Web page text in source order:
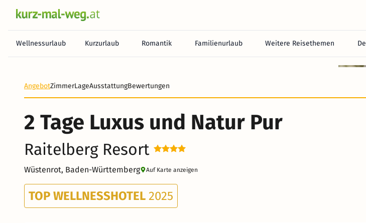
Wellnessurlaub Kurzurlaub Romantik Familienurlaub Weitere Reisethemen
Heute noch keine Zahlung erforderlich! Zahlen Sie bequem im Hotel.
AngebotZimmerLageAusstattungBewertungen
2 Tage Luxus und Natur Pur
Raitelberg Resort
Wüstenrot, Baden-Württemberg Auf Karte anzeigen
TOP WELLNESSHOTEL 2025